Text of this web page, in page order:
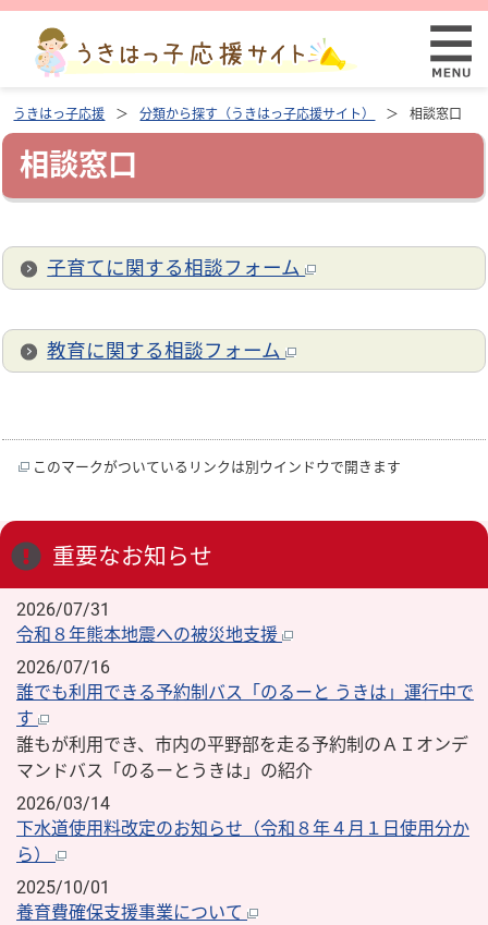
うきはっ子応援 分類から探す（うきはっ子応援サイト） 相談窓口
相談窓口
子育てに関する相談フォーム
教育に関する相談フォーム
このマークがついているリンクは別ウインドウで開きます
重要なお知らせ
2026/07/31
令和８年熊本地震への被災地支援
2026/07/16
誰でも利用できる予約制バス「のるーと うきは」運行中で
す
誰もが利用でき、市内の平野部を走る予約制のＡＩオンデ
マンドバス「のるーとうきは」の紹介
2026/03/14
下水道使用料改定のお知らせ（令和８年４月１日使用分か
ら）
2025/10/01
養育費確保支援事業について